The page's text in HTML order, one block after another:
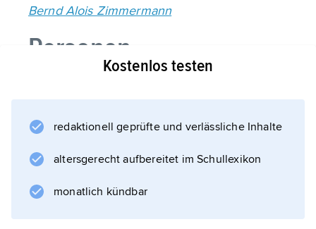
Bernd Alois Zimmermann
Personen
Entstehung
Musik
Kostenlos testen
redaktionell geprüfte und verlässliche Inhalte
altersgerecht aufbereitet im Schullexikon
monatlich kündbar